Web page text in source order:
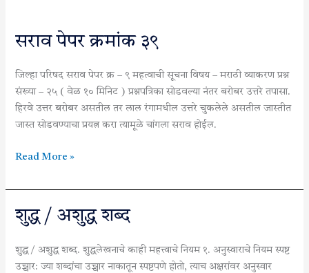
सराव पेपर क्रमांक ३९
जिल्हा परिषद सराव पेपर क्र – ९ महत्वाची सूचना विषय – मराठी व्याकरण प्रश्न
संख्या – २५ ( वेळ १० मिनिट ) प्रश्नपत्रिका सोडवल्या नंतर बरोबर उत्तरे तपासा.
हिरवे उत्तर बरोबर असतील तर लाल रंगामधील उत्तरे चुकलेले असतील जास्तीत
जास्त सोडवण्याचा प्रयत्न करा त्यामूळे चांगला सराव होईल.
सराव
क्रमांक
३९
Read More »
शुद्ध / अशुद्ध शब्द
शुद्ध / अशुद्ध शब्द. शुद्धलेखनाचे काही महत्त्वाचे नियम १. अनुस्वाराचे नियम स्पष्ट
उच्चार: ज्या शब्दांचा उच्चार नाकातून स्पष्टपणे होतो, त्याच अक्षरांवर अनुस्वार
शुद्ध
अशुद्ध
शब्द